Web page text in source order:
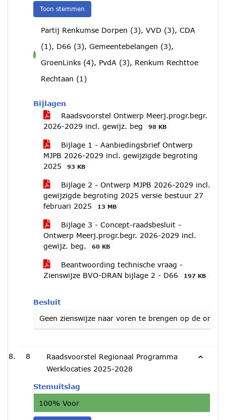
Toon stemmen
voor
Partij Renkumse Dorpen (3), VVD (3), CDA
(1), D66 (3), Gemeentebelangen (3),
GroenLinks (4), PvdA (3), Renkum Rechttoe
Rechtaan (1)
Bijlagen
Raadsvoorstel Ontwerp Meerj.progr.begr.
2026-2029 incl. gewijz. beg
98 KB
Bijlage 1 - Aanbiedingsbrief Ontwerp
MJPB 2026-2029 incl. gewijzigde begroting
2025
93 KB
Bijlage 2 - Ontwerp MJPB 2026-2029 incl.
gewijzigde begroting 2025 versie bestuur 27
februari 2025
13 MB
Bijlage 3 - Concept-raadsbesluit -
Ontwerp Meerj.progr.begr. 2026-2029 incl.
gewijz. beg.
60 KB
Beantwoording technische vraag -
Zienswijze BVO-DRAN bijlage 2 - D66
197 KB
Besluit
Geen zienswijze naar voren te brengen op de
8
Raadsvoorstel Regionaal Programma
Werklocaties 2025-2028
Stemuitslag
100% Voor